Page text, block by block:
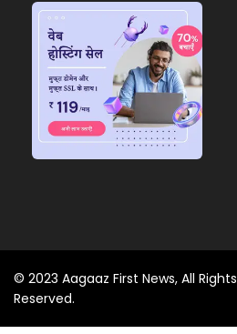
© 2023 Aagaaz First News, All Rights
Reserved.